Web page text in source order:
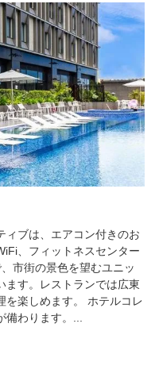
ィブは、エアコン付きのお
、フィットネスセンター
市街の景色を望むユニッ
ます。レストランでは広東
を楽しめます。 ホテルコレ
わります。...